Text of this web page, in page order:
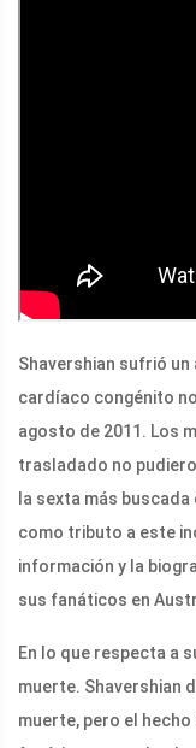
Shavershian sufrió
cardíaco congénito
agosto de 2011. Los
trasladado no
la sexta más
como tributo a este
información y la
sus fanáticos en
En lo que respecta a
muerte. Shavershian
muerte, pero el